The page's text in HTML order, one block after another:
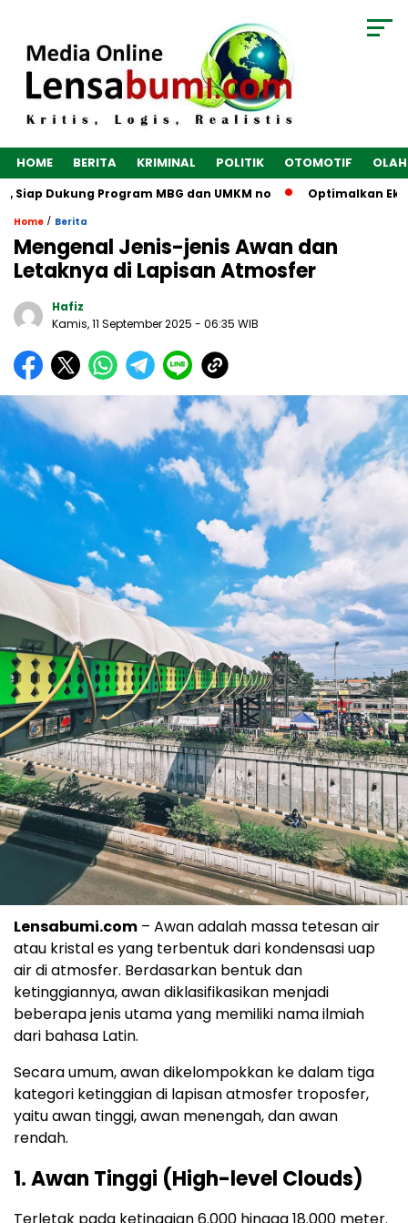
HOME BERITA KRIMINAL POLITIK OTOMOTIF
Dukung Program MBG dan UMKM no Optimalkan
Home / Berita
Mengenal Jenis-jenis Awan dan
Letaknya di Lapisan Atmosfer
Hafiz
Kamis, 11 September 2025 - 06:35 WIB
Lensabumi.com – Awan adalah massa tetesan air
atau kristal es yang terbentuk dari kondensasi uap
air di atmosfer. Berdasarkan bentuk dan
ketinggiannya, awan diklasifikasikan menjadi
beberapa jenis utama yang memiliki nama ilmiah
dari bahasa Latin.
Secara umum, awan dikelompokkan ke dalam tiga
kategori ketinggian di lapisan atmosfer troposfer,
yaitu awan tinggi, awan menengah, dan awan
rendah.
1. Awan Tinggi (High-level Clouds)